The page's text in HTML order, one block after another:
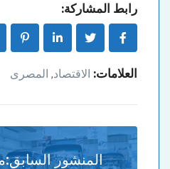
رابط المشاركة:
العلامات: الاقتصاد, المصرى
المنشور السابق: